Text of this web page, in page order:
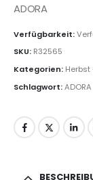
ADORA
Verfügbarkeit:
SKU: R32565
Kategorien: Herbst
Schlagwort:ADORA